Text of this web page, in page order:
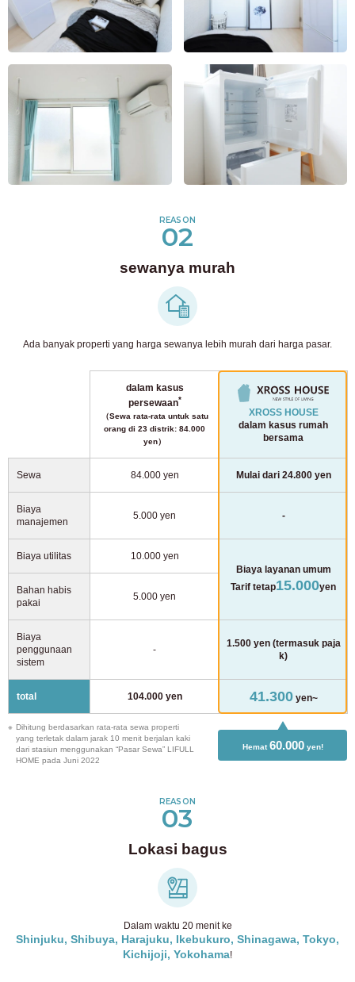
REASON
02
sewanya murah
Ada banyak properti yang harga sewanya lebih murah dari harga pasar.
dalam kasus
persewaan*
（Sewa rata-rata untuk satu
orang di 23 distrik: 84.000
yen）
XROSS HOUSE
dalam kasus rumah
bersama
Sewa 84.000 yen Mulai dari 24.800 yen
Biaya
manajemen
5.000 yen -
Biaya utilitas
10.000 yen
Biaya layanan umum
Tarif tetap15.000yen
Bahan habis
pakai
5.000 yen
Biaya
penggunaan
sistem
-
1.500 yen (termasuk paja
k)
total 104.000 yen 41.300yen~
Dihitung berdasarkan rata-rata sewa properti
yang terletak dalam jarak 10 menit berjalan kaki
dari stasiun menggunakan “Pasar Sewa” LIFULL
HOME pada Juni 2022
Hemat60.000yen!
REASON
03
Lokasi bagus
Dalam waktu 20 menit ke
Shinjuku, Shibuya, Harajuku, Ikebukuro, Shinagawa, Tokyo,
Kichijoji, Yokohama!